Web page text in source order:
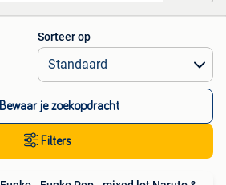
Alle afstanden…
Sorteer op
Bewaar je zoekopdracht
Filters